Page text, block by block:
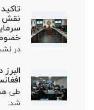
نقش
در
طی
شد: